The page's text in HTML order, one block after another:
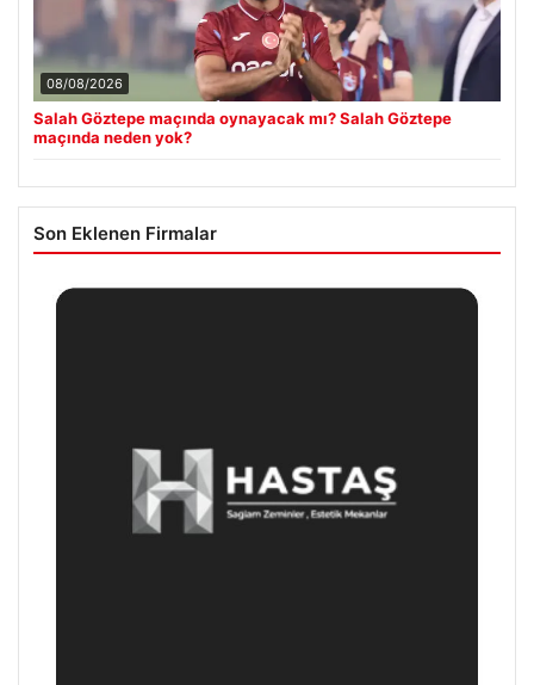
08/08/2026
Salah Göztepe maçında oynayacak mı? Salah Göztepe
maçında neden yok?
Son Eklenen Firmalar